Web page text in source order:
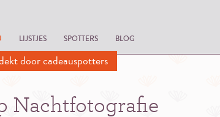
LIJSTJES SPOTTERS BLOG
door cadeauspotters
Nachtfotografie